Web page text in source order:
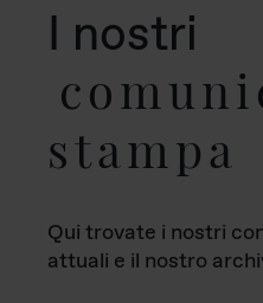
I nostri
stampa
Qui trovate i nostri
attuali e il nostro